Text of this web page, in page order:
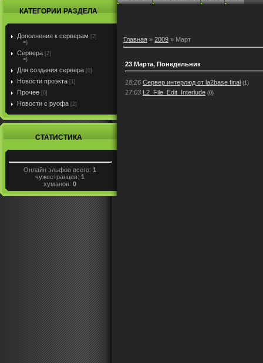
КАТЕГОРИИ РАЗДЕЛА
Дополнения к серверам [2]
=)
Сервера [2]
=)
Для создания сервера [0]
Новости проэкта [1]
Прочее [0]
Новости с руофа [2]
СТАТИСТИКА
Онлайн эльфов всего:1
чужестранцев:1
хуманов:0
Главная » 2009 » Март
23 Марта, Понедельник
18:26 Сервер интерлюд от la2base final (1)
17:03 L2_File_Edit_Interlude (0)